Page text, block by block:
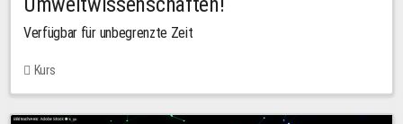
Verfügbar für unbegrenzte Zeit
Kurs